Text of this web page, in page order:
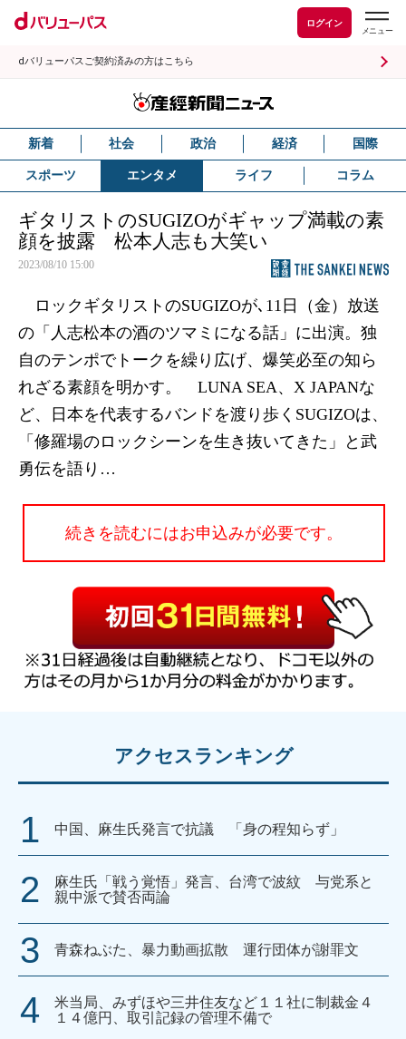
ログイン
dバリューパスご契約済みの方はこちら
新着 社会 政治 経済 国際
スポーツ エンタメ ライフ コラム
ギタリストのSUGIZOがギャップ満載の素
顔を披露 松本人志も大笑い
2023/08/10 15:00
ロックギタリストのSUGIZOが､11日（金）放送
の「人志松本の酒のツマミになる話」に出演。独
自のテンポでトークを繰り広げ、爆笑必至の知ら
れざる素顔を明かす。 LUNA SEA、X JAPANな
ど、日本を代表するバンドを渡り歩くSUGIZOは、
「修羅場のロックシーンを生き抜いてきた」と武
勇伝を語り…
続きを読むにはお申込みが必要です。
アクセスランキング
中国、麻生氏発言で抗議 「身の程知らず」
麻生氏「戦う覚悟」発言、台湾で波紋 与党系と
親中派で賛否両論
青森ねぶた、暴力動画拡散 運行団体が謝罪文
米当局、みずほや三井住友など１１社に制裁金４
１４億円、取引記録の管理不備で